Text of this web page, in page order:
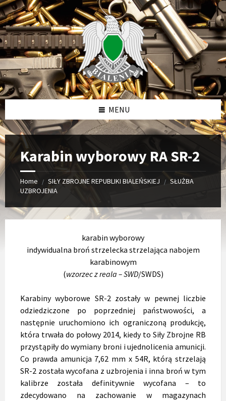
Skip
to
content
Skip
to
left
sidebar
Skip
to
footer
MENU
Karabin wyborowy RA SR-2
Home / SIŁY ZBROJNE REPUBLIKI BIALEŃSKIEJ / SŁUŻBA
UZBROJENIA
karabin wyborowy
indywidualna broń strzelecka strzelająca nabojem
karabinowym
(wzorzec z reala – SWD/SWDS)
Karabiny wyborowe SR-2 zostały w pewnej liczbie
odziedziczone po poprzedniej państwowości, a
następnie uruchomiono ich ograniczoną produkcję,
która trwała do połowy 2014, kiedy to Siły Zbrojne RB
przystąpiły do wymiany broni i ujednolicenia amunicji.
Co prawda amunicja 7,62 mm x 54R, którą strzelają
SR-2 została wycofana z uzbrojenia i inna broń w tym
kalibrze została definitywnie wycofana – to
zdecydowano na zachowanie w magazynach